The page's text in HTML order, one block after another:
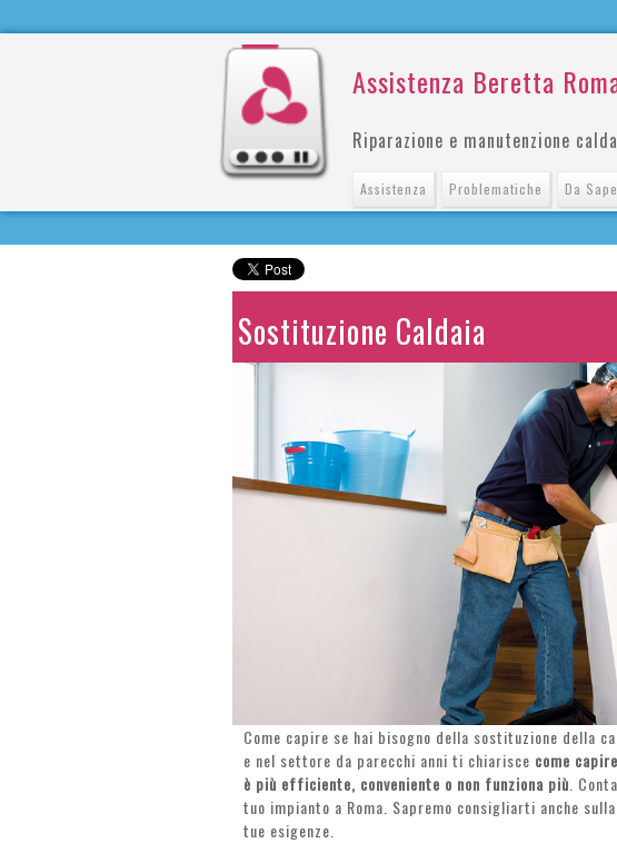
Assistenza Beretta
Riparazione e manutenzione
Assistenza Problematiche Da
Sostituzione Caldaia
Come capire se hai bisogno della sostituzione della
e nel settore da parecchi anni ti chiarisce come
è più efficiente, conveniente o non funziona più.
tuo impianto a Roma. Sapremo consigliarti anche
tue esigenze.